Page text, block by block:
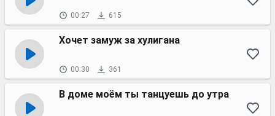
00:27 615
Хочет замуж за хулигана
00:30 361
В доме моём ты танцуешь до утра